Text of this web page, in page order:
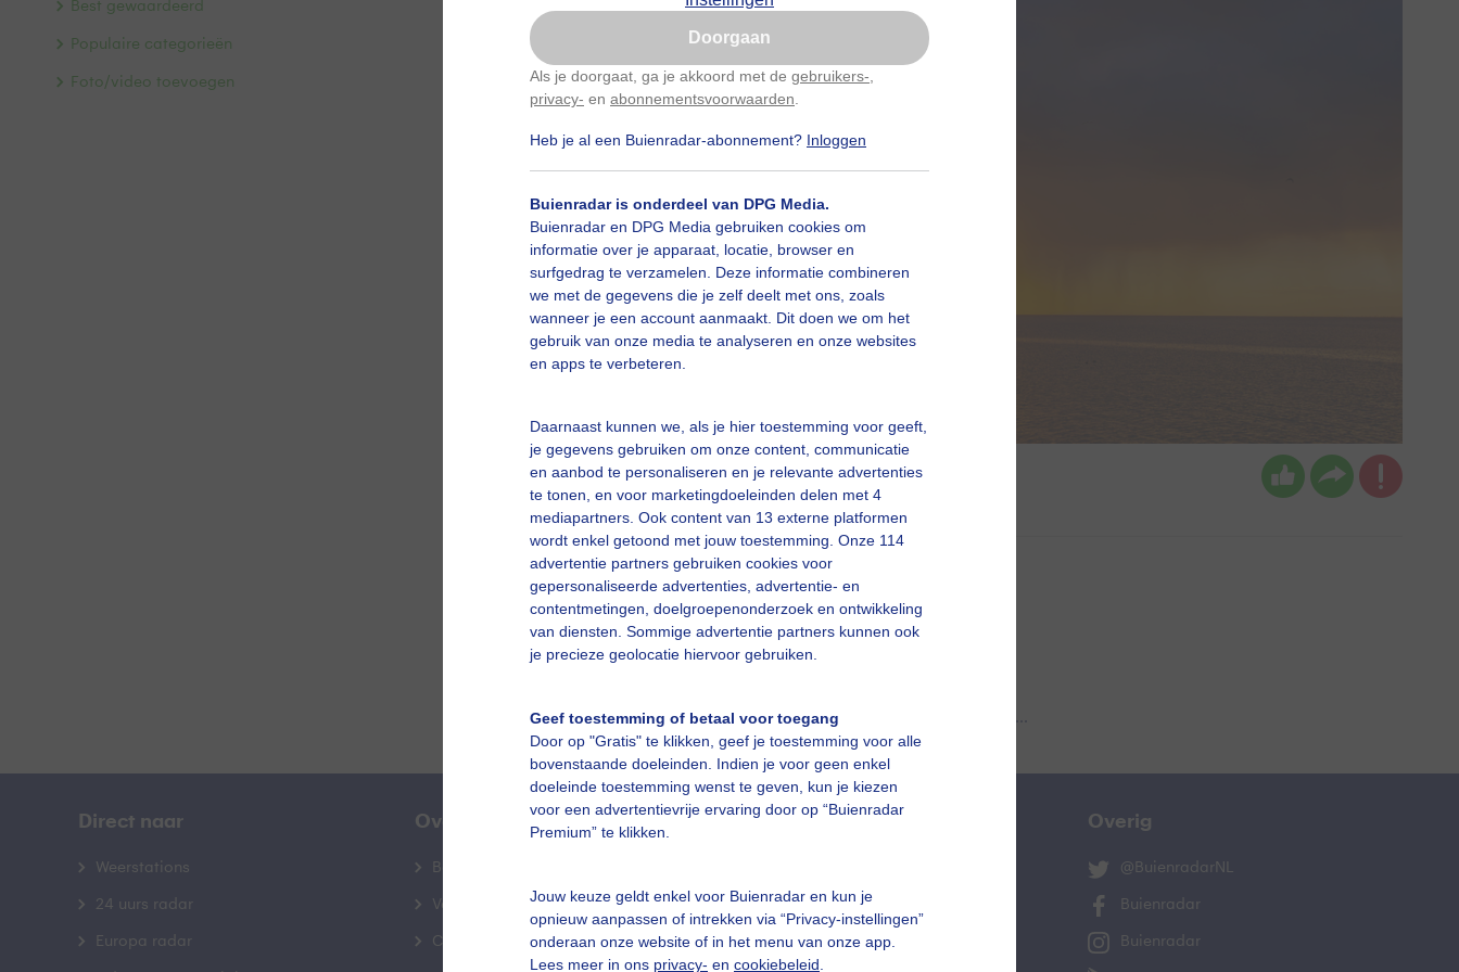
Doorgaan
Als je doorgaat, ga je akkoord met de gebruikers-
privacy- en abonnementsvoorwaarden
Heb je al een Buienradar-abonnement? Inloggen
Buienradar is onderdeel van DPG Media.
Buienradar en DPG Media gebruiken cookies om
informatie over je apparaat, locatie, browser en
surfgedrag te verzamelen. Deze informatie combineren
we met de gegevens die je zelf deelt met ons, zoals
wanneer je een account aanmaakt. Dit doen we om het
gebruik van onze media te analyseren en onze websites
en apps te verbeteren.
Daarnaast kunnen we, als je hier toestemming voor geeft,
je gegevens gebruiken om onze content, communicatie
en aanbod te personaliseren en je relevante advertenties
te tonen, en voor marketingdoeleinden delen met 4
mediapartners. Ook content van 13 externe platformen
wordt enkel getoond met jouw toestemming. Onze 114
advertentie partners gebruiken cookies voor
gepersonaliseerde advertenties, advertentie- en
contentmetingen, doelgroepenonderzoek en ontwikkeling
van diensten. Sommige advertentie partners kunnen ook
je precieze geolocatie hiervoor gebruiken.
Geef toestemming of betaal voor toegang
Door op "Gratis" te klikken, geef je toestemming voor alle
bovenstaande doeleinden. Indien je voor geen enkel
doeleinde toestemming wenst te geven, kun je kiezen
voor een advertentievrije ervaring door op “Buienradar
Premium” te klikken.
Jouw keuze geldt enkel voor Buienradar en kun je
opnieuw aanpassen of intrekken via “Privacy-instellingen”
onderaan onze website of in het menu van onze app.
Lees meer in ons privacy- en cookiebeleid
Door: Janna-Jacoba v.d Laag Gemaakt: 02-01-2025, 62x bekeken
Bekijk slideshow
Een moment geduld aub...
Best gewaardeerd
Populaire categorieën
Foto/video toevoegen
Direct naar
Weerstations
24 uurs radar
Europa radar
Over Buienradar
Bedrijfsgegevens
Veelgestelde vragen
Contact
Mijn weer Overig
@BuienradarNL
Buienradar
Buienradar
Nu niet, misschien later
Gebruik je Safari en wil je niet elke dag deze pop-up
Klikhierom dit aan te passen